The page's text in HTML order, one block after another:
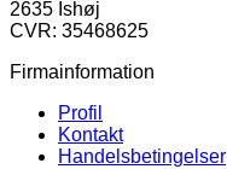
2635 Ishøj
CVR: 35468625
Firmainformation
Profil
Kontakt
Handelsbetingelser